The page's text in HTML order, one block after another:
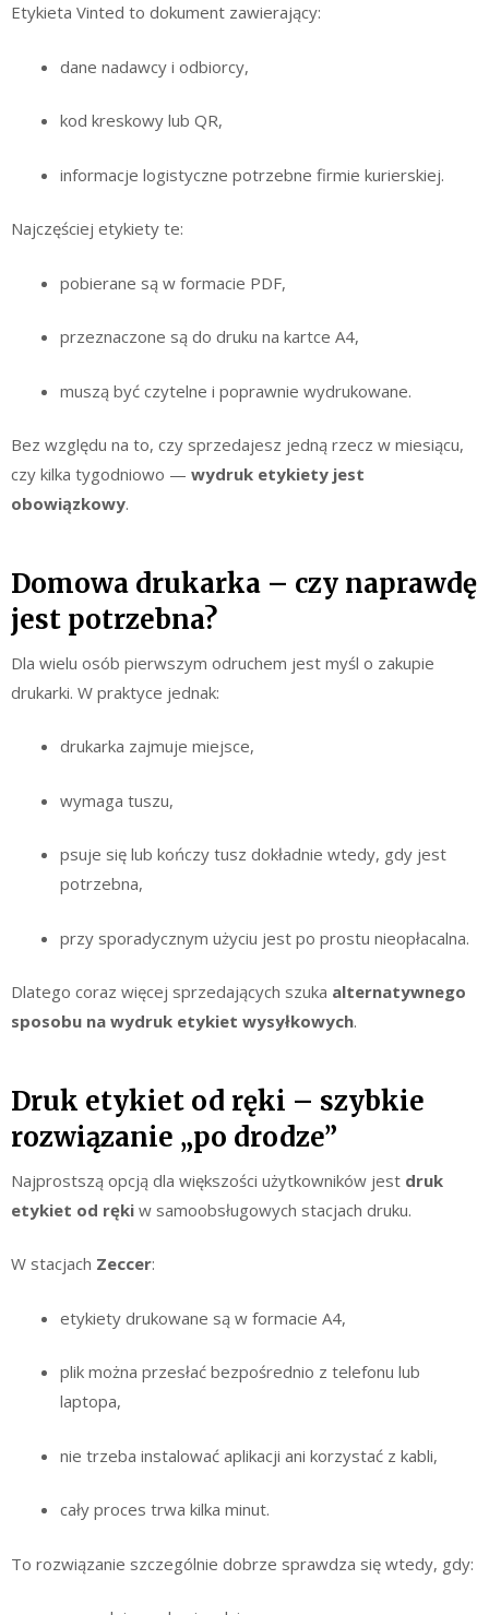
Etykieta Vinted to dokument zawierający:
dane nadawcy i odbiorcy,
kod kreskowy lub QR,
informacje logistyczne potrzebne firmie kurierskiej.
Najczęściej etykiety te:
pobierane są w formacie PDF,
przeznaczone są do druku na kartce A4,
muszą być czytelne i poprawnie wydrukowane.
Bez względu na to, czy sprzedajesz jedną rzecz w miesiącu,
czy kilka tygodniowo — wydruk etykiety jest
obowiązkowy.
Domowa drukarka – czy naprawdę
jest potrzebna?
Dla wielu osób pierwszym odruchem jest myśl o zakupie
drukarki. W praktyce jednak:
drukarka zajmuje miejsce,
wymaga tuszu,
psuje się lub kończy tusz dokładnie wtedy, gdy jest
potrzebna,
przy sporadycznym użyciu jest po prostu nieopłacalna.
Dlatego coraz więcej sprzedających szuka alternatywnego
sposobu na wydruk etykiet wysyłkowych.
Druk etykiet od ręki – szybkie
rozwiązanie „po drodze”
Najprostszą opcją dla większości użytkowników jest druk
etykiet od ręki w samoobsługowych stacjach druku.
W stacjach Zeccer:
etykiety drukowane są w formacie A4,
plik można przesłać bezpośrednio z telefonu lub
laptopa,
nie trzeba instalować aplikacji ani korzystać z kabli,
cały proces trwa kilka minut.
To rozwiązanie szczególnie dobrze sprawdza się wtedy, gdy: